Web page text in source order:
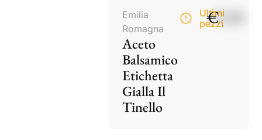
Emilia
Romagna
Aceto
Balsamico
Etichetta
Gialla Il
Tinello
Ultimi
pezzi
€9,50